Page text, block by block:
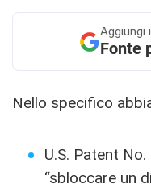
Aggiungi
Fonte
Nello specifico
U.S. Patent
“sbloccare un